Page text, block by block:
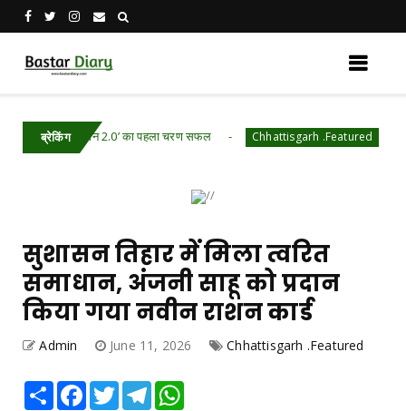
ब्रेकिंग
अभिमान 2.0’ का पहला चरण सफल Chhattisgarh .Featured जल जीवन मिशन
सुशासन तिहार में मिला त्वरित
समाधान, अंजनी साहू को प्रदान
किया गया नवीन राशन कार्ड
Admin June 11, 2026 Chhattisgarh .Featured
Share Facebook
TwitterTelegram